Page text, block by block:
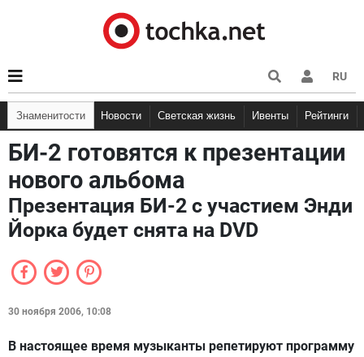
RU
Знаменитости Новости Светская жизнь Ивенты Рейтинги
БИ-2 готовятся к презентации
нового альбома
Презентация БИ-2 с участием Энди
Йорка будет снята на DVD
30 ноября 2006, 10:08
В настоящее время музыканты репетируют программу